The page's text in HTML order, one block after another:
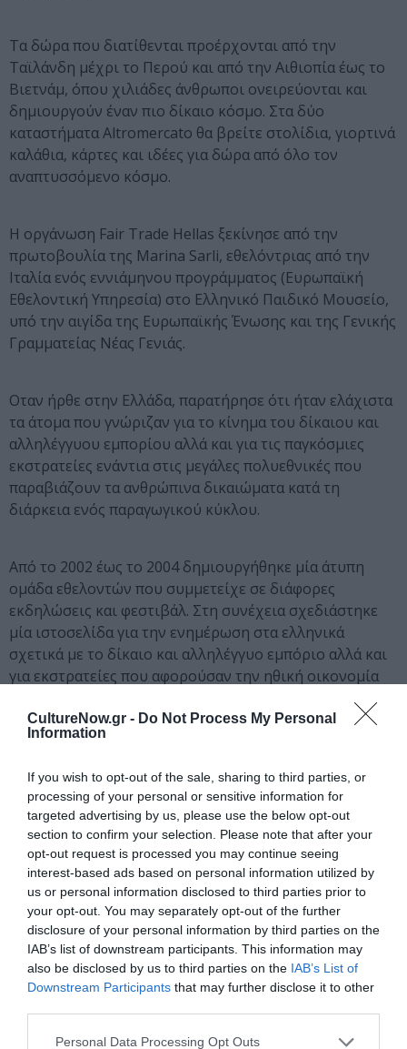
CultureNow.gr - Do Not Process My Personal
Information
If you wish to opt-out of the sale, sharing to third parties, or
processing of your personal or sensitive information for
targeted advertising by us, please use the below opt-out
section to confirm your selection. Please note that after your
opt-out request is processed you may continue seeing
interest-based ads based on personal information utilized by
us or personal information disclosed to third parties prior to
your opt-out. You may separately opt-out of the further
disclosure of your personal information by third parties on the
IAB’s list of downstream participants. This information may
also be disclosed by us to third parties on the IAB’s List of
Downstream Participants that may further disclose it to other
Personal Data Processing Opt Outs
Τα δώρα που διατίθενται προέρχονται από την
Ταϊλάνδη μέχρι το Περού και από την Αιθιοπία έως το
Βιετνάμ, όπου χιλιάδες άνθρωποι ονειρεύονται και
δημιουργούν έναν πιο δίκαιο κόσμο. Στα δύο
καταστήματα Altromercato θα βρείτε στολίδια, γιορτινά
καλάθια, κάρτες και ιδέες για δώρα από όλο τον
αναπτυσσόμενο κόσμο.
Η οργάνωση Fair Trade Hellas ξεκίνησε από την
πρωτοβουλία της Marina Sarli, εθελόντριας από την
Ιταλία ενός εννιάμηνου προγράμματος (Ευρωπαϊκή
Εθελοντική Υπηρεσία) στο Ελληνικό Παιδικό Μουσείο,
υπό την αιγίδα της Ευρωπαϊκής Ένωσης και της Γενικής
Γραμματείας Νέας Γενιάς.
Οταν ήρθε στην Ελλάδα, παρατήρησε ότι ήταν ελάχιστα
τα άτομα που γνώριζαν για το κίνημα του δίκαιου και
αλληλέγγυου εμπορίου αλλά και για τις παγκόσμιες
εκστρατείες ενάντια στις μεγάλες πολυεθνικές που
παραβιάζουν τα ανθρώπινα δικαιώματα κατά τη
διάρκεια ενός παραγωγικού κύκλου.
Από το 2002 έως το 2004 δημιουργήθηκε μία άτυπη
ομάδα εθελοντών που συμμετείχε σε διάφορες
εκδηλώσεις και φεστιβάλ. Στη συνέχεια σχεδιάστηκε
μία ιστοσελίδα για την ενημέρωση στα ελληνικά
σχετικά με το δίκαιο και αλληλέγγυο εμπόριο αλλά και
για εκστρατείες που αφορούσαν την ηθική οικονομία
κερδοσκοπικό κατάστημα της Ελλάδας στο κέντρο της
Αθήνας. Από τότε η παρουσία της οργάνωσης σε
εκθέσεις, φεστιβάλ, κοινωνικά φόρουμ, πολιτιστικές
εκδηλώσεις δυναμώνει όλο και περισσότερο.
ΙΝFO
Fair Trade Hellas
info@fairtrade.gr
www.fairtrade.gr
Tηλ/Fax: 210 3614070